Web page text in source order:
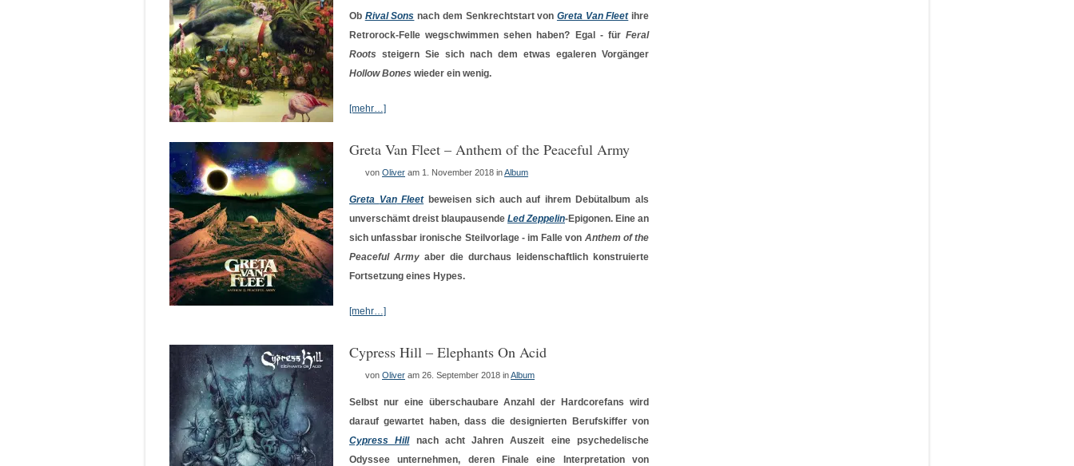
Ob Rival Sons nach dem Senkrechtstart von Greta Van Fleetihre
Retrorock-Felle wegschwimmen sehen haben? Egal - für Feral
Roots steigern Sie sich nach dem etwas egaleren Vorgänger
Hollow Bones wieder ein wenig.
[mehr…]
Greta Van Fleet – Anthem of the Peaceful Army
von Oliver am 1. November 2018 inAlbum
Greta Van Fleetbeweisen sich auch auf ihrem Debütalbum als
unverschämt dreist blaupausende Led Zeppelin-Epigonen. Eine an
sich unfassbar ironische Steilvorlage - im Falle von Anthem of the
Peaceful Army aber die durchaus leidenschaftlich konstruierte
Fortsetzung eines Hypes.
[mehr…]
Cypress Hill – Elephants On Acid
von Oliver am 26. September 2018 inAlbum
Selbst nur eine überschaubare Anzahl der Hardcorefans wird
darauf gewartet haben, dass die designierten Berufskiffer von
Cypress Hillnach acht Jahren Auszeit eine psychedelische
Odyssee unternehmen, deren Finale eine Interpretation von